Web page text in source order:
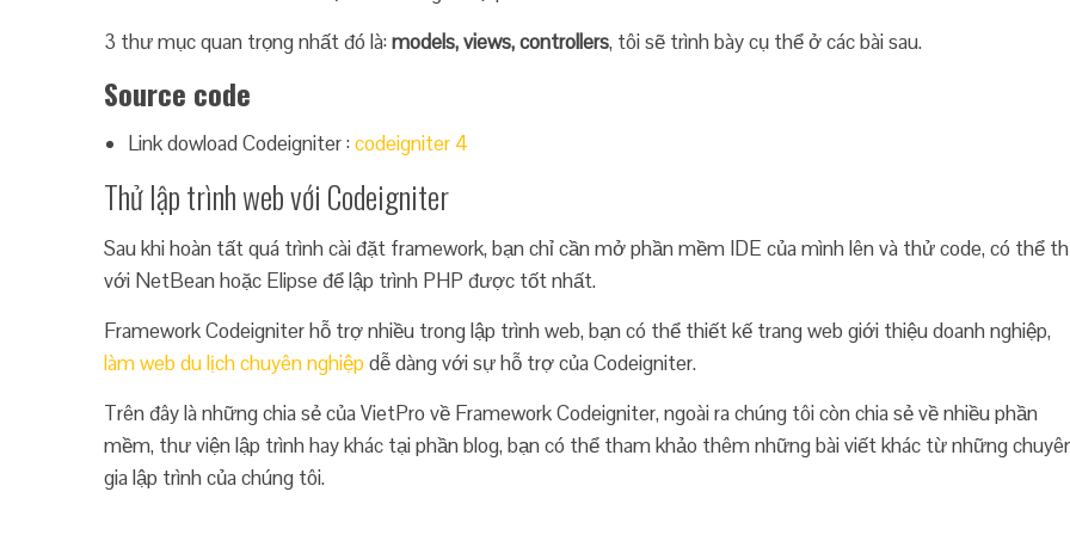
3 thư mục quan trọng nhất đó là:models, views, controllers, tôi sẽ trình bày cụ thể ở các bài sau.
Source code
Link dowload Codeigniter :codeigniter 4
Thử lập trình web với Codeigniter
Sau khi hoàn tất quá trình cài đặt framework, bạn chỉ cần mở phần mềm IDE của mình lên và thử code, có thể
với NetBean hoặc Elipse để lập trình PHP được tốt nhất.
Framework Codeigniter hỗ trợ nhiều trong lập trình web, bạn có thể thiết kế trang web giới thiệu doanh nghiệp,
làm web du lịch chuyên nghiệpdễ dàng với sự hỗ trợ của Codeigniter.
Trên đây là những chia sẻ của VietPro về Framework Codeigniter, ngoài ra chúng tôi còn chia sẻ về nhiều phần
mềm, thư viện lập trình hay khác tại phần blog, bạn có thể tham khảo thêm những bài viết khác từ những
gia lập trình của chúng tôi.